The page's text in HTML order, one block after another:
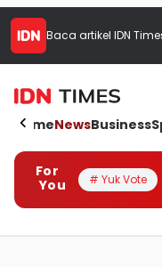
Baca artikel IDN
HomeNewsBusiness
For
You
# Yuk Vote